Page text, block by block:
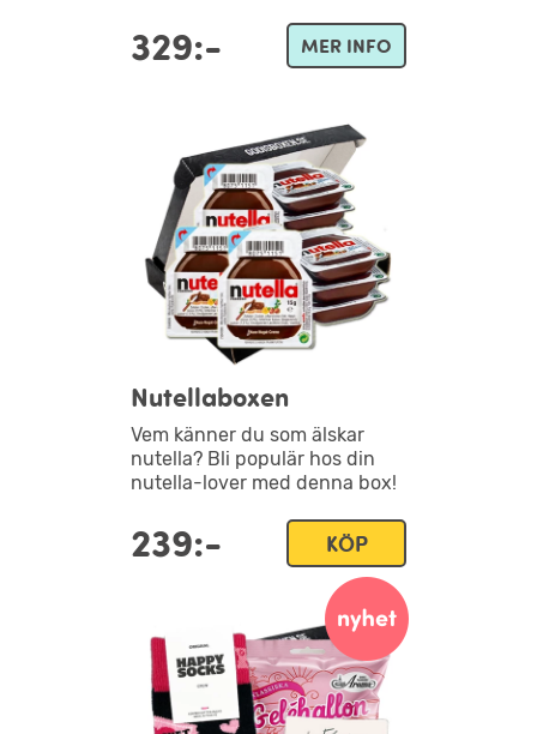
329:- MER INFO
Nutellaboxen
Vem känner du som älskar
nutella? Bli populär hos din
nutella-lover med denna box!
239:- KÖP